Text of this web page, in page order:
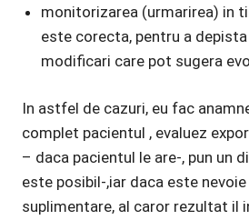
monitorizarea (urmarirea) in
este corecta, pentru a
modificari care pot sugera
In astfel de cazuri, eu fac
complet pacientul , evaluez
– daca pacientul le are-, pun un
este posibil-,iar daca este
suplimentare, al caror rezultat il